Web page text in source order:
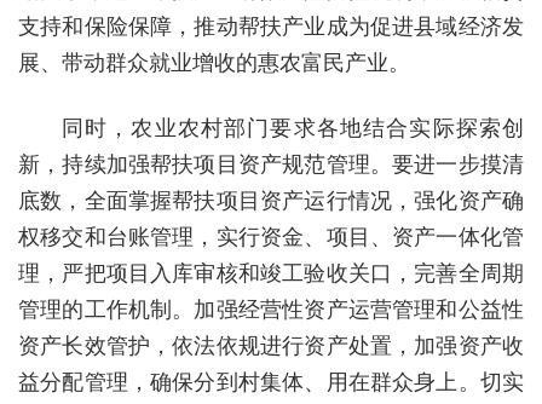
支持和保险保障，推动帮扶产业成为促进县域经济发
展、带动群众就业增收的惠农富民产业。
同时，农业农村部门要求各地结合实际探索创
新，持续加强帮扶项目资产规范管理。要进一步摸清
底数，全面掌握帮扶项目资产运行情况，强化资产确
权移交和台账管理，实行资金、项目、资产一体化管
理，严把项目入库审核和竣工验收关口，完善全周期
管理的工作机制。加强经营性资产运营管理和公益性
资产长效管护，依法依规进行资产处置，加强资产收
益分配管理，确保分到村集体、用在群众身上。切实